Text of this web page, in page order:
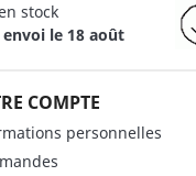
stock
le 18 août
COMPTE
personnelles